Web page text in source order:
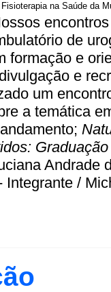
na Saúde da
de
formação e
e
um
a temática
Andrade
Integrante /